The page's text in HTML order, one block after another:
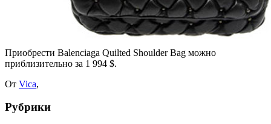
Приобрести Balenciaga Quilted Shoulder Bag можно
приблизительно за 1 994 $.
От Vica,
Рубрики